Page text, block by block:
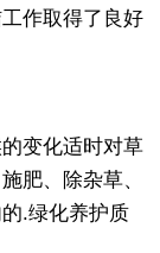
作取得了良好
变化适时对草
肥、除杂草、
.绿化养护质